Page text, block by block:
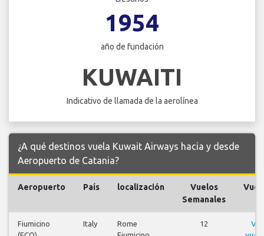
1954
año de fundación
KUWAITI
Indicativo de llamada de la aerolínea
¿A qué destinos vuela Kuwait Airways hacia y desde
Aeropuerto de Catania?
Aeropuerto País localización
Vuelos
Semanales
Fiumicino
Italy
Rome
12
Ver